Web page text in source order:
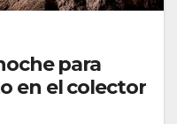
para
en el colector